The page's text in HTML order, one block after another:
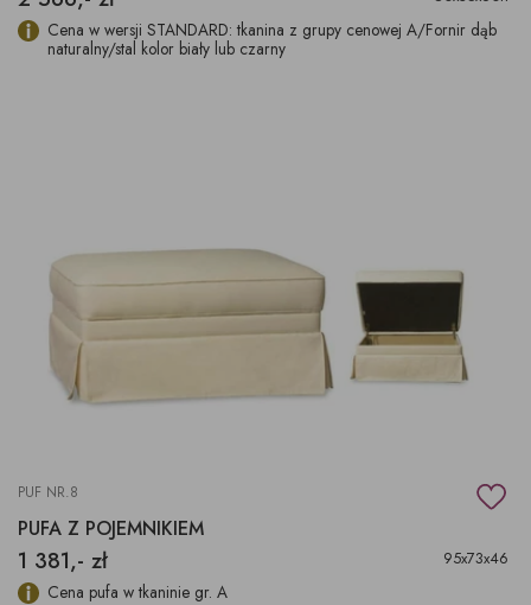
Cena w wersji STANDARD: tkanina z grupy cenowej A/Fornir dąb
naturalny/stal kolor biały lub czarny
PUF NR.8
PUFA Z POJEMNIKIEM
1 381,- zł 95x73x46
Cena pufa w tkaninie gr. A